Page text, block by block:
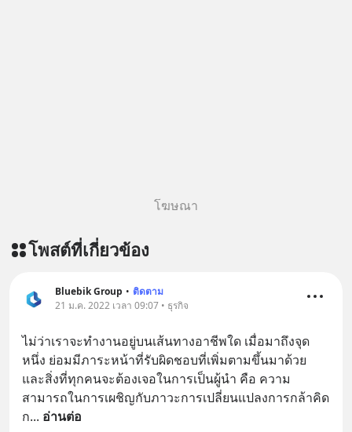
โฆษณา
โพสต์ที่เกี่ยวข้อง
Bluebik Group • ติดตาม
21 ม.ค. 2022 เวลา 09:07 • ธุรกิจ
ไม่ว่าเราจะทำงานอยู่บนเส้นทางอาชีพใด เมื่อมาถึงจุด
หนึ่ง ย่อมมีภาระหน้าที่รับผิดชอบที่เพิ่มตามขึ้นมาด้วย
และสิ่งที่ทุกคนจะต้องเจอในการเป็นผู้นำ คือ ความ
สามารถในการเผชิญกับภาวะการเปลี่ยนแปลงการกล้าคิด
ก... อ่านต่อ